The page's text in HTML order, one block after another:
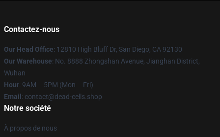
Contactez-nous
Our Head Office: 12810 High Bluff Dr, San Diego, CA 92130
Our Warehouse: No. 8888 Zhongshan Avenue, Jianghan District,
Wuhan
Hour: 9AM – 5PM (Mon – Fri)
Email : contact@dead-cells.shop
Notre société
À propos de nous